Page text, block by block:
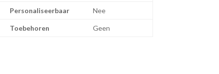
Personaliseerbaar Nee
Toebehoren Geen